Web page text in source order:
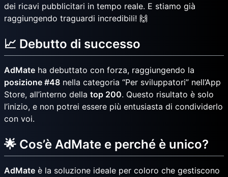
dei ricavi pubblicitari in tempo reale. E stiamo già
raggiungendo traguardi incredibili! 🙌
📈 Debutto di successo
AdMate ha debuttato con forza, raggiungendo la
posizione #48 nella categoria “Per sviluppatori” nell’App
Store, all’interno della top 200. Questo risultato è solo
l’inizio, e non potrei essere più entusiasta di condividerlo
con voi.
🌟 Cos’è AdMate e perché è unico?
AdMate è la soluzione ideale per coloro che gestiscono